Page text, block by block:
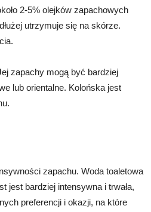
2-5% olejków zapachowych
utrzymuje się na skórze.
zapachy mogą być bardziej
lub orientalne. Kolońska jest
zapachu. Woda toaletowa
jest bardziej intensywna i trwała,
preferencji i okazji, na które